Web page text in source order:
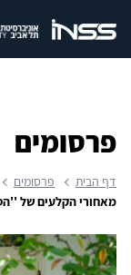
פרסומים
דף הבית פרסומים
מאחורי הקלעים של